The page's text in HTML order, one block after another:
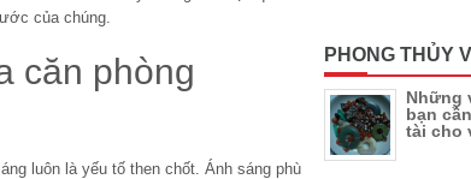
của chúng.
căn phòng
luôn là yếu tố then chốt. Ánh sáng phù
PHONG THỦY
Những
bạn
tài cho